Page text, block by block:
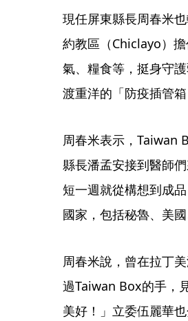
現任屏東縣長周春米
約教區（Chiclayo）
氣、糧食等，挺身守
渡重洋的「防疫插管箱
周春米表示，Taiwan
縣長潘孟安接到醫師
短一週就從構想到成
國家，包括秘魯、美國
周春米說，曾在拉丁
過Taiwan Box的手，
美好！」立委伍麗華